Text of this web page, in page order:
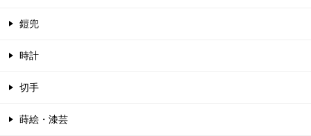
鎧兜
時計
切手
蒔絵・漆芸